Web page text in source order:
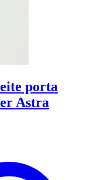
porta
Astra